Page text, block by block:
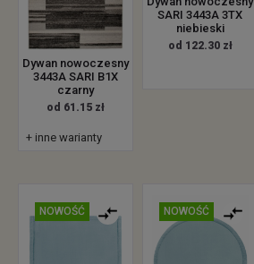
Dywan nowoczesny
3443A SARI B1X
czarny
od 61.15 zł
+ inne warianty
SARI 3443A 3TX
niebieski
od 122.30 zł
NOWOŚĆ NOWOŚĆ